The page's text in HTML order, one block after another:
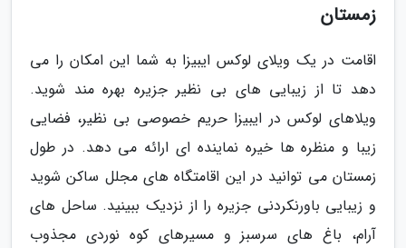
زمستان
اقامت در یک ویلای لوکس ایبیزا به شما این امکان را می
دهد تا از زیبایی های بی نظیر جزیره بهره مند شوید.
ویلاهای لوکس در ایبیزا حریم خصوصی بی نظیر، فضایی
زیبا و منظره ها خیره نماینده ای ارائه می دهد. در طول
زمستان می توانید در این اقامتگاه های مجلل ساکن شوید
و زیبایی باورنکردنی جزیره را از نزدیک ببینید. ساحل های
آرام، باغ های سرسبز و مسیرهای کوه نوردی مجذوب